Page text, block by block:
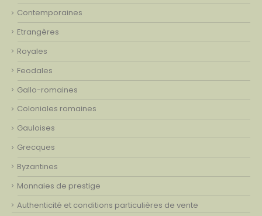
Contemporaines
Etrangères
Royales
Feodales
Gallo-romaines
Coloniales romaines
Gauloises
Grecques
Byzantines
Monnaies de prestige
Authenticité et conditions particulières de vente